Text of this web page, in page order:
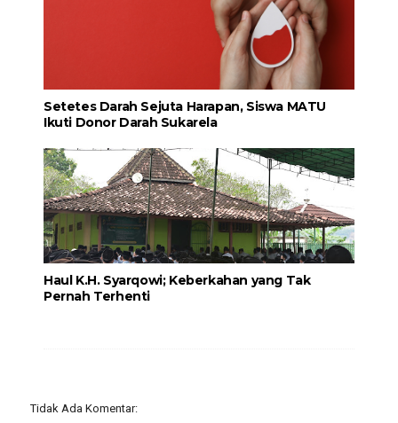
Setetes Darah Sejuta Harapan, Siswa MATU
Ikuti Donor Darah Sukarela
Haul K.H. Syarqowi; Keberkahan yang Tak
Pernah Terhenti
Tidak Ada Komentar: